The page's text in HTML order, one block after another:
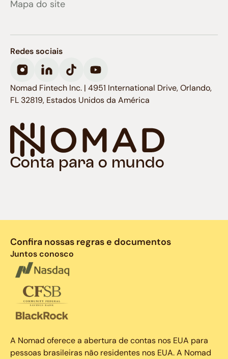
Mapa do site
Conta para o mundo
Redes sociais
Nomad Fintech Inc. | 4951 International Drive, Orlando,
FL 32819, Estados Unidos da América
Confira nossas regras e documentos
Juntos conosco
A Nomad oferece a abertura de contas nos EUA para
pessoas brasileiras não residentes nos EUA. A Nomad